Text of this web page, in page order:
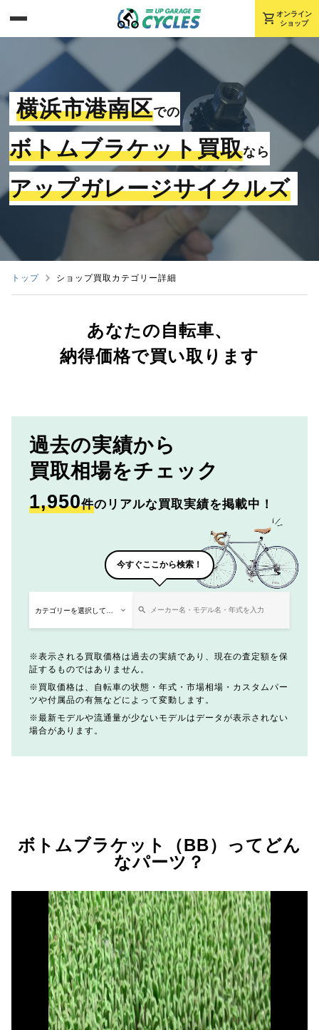
shopping_cart オンライン
ショップ
横浜市港南区での
ボトムブラケット買取なら
アップガレージサイクルズ
トップ ショップ買取カテゴリー詳細
あなたの自転車、
納得価格で買い取ります
過去の実績から
買取相場をチェック
1,950件のリアルな買取実績を掲載中！
今すぐここから検索！
表示される買取価格は過去の実績であり、現在の査定額を保
証するものではありません。
買取価格は、自転車の状態・年式・市場相場・カスタムパー
ツや付属品の有無などによって変動します。
最新モデルや流通量が少ないモデルはデータが表示されない
場合があります。
ボトムブラケット（BB）ってどん
なパーツ？